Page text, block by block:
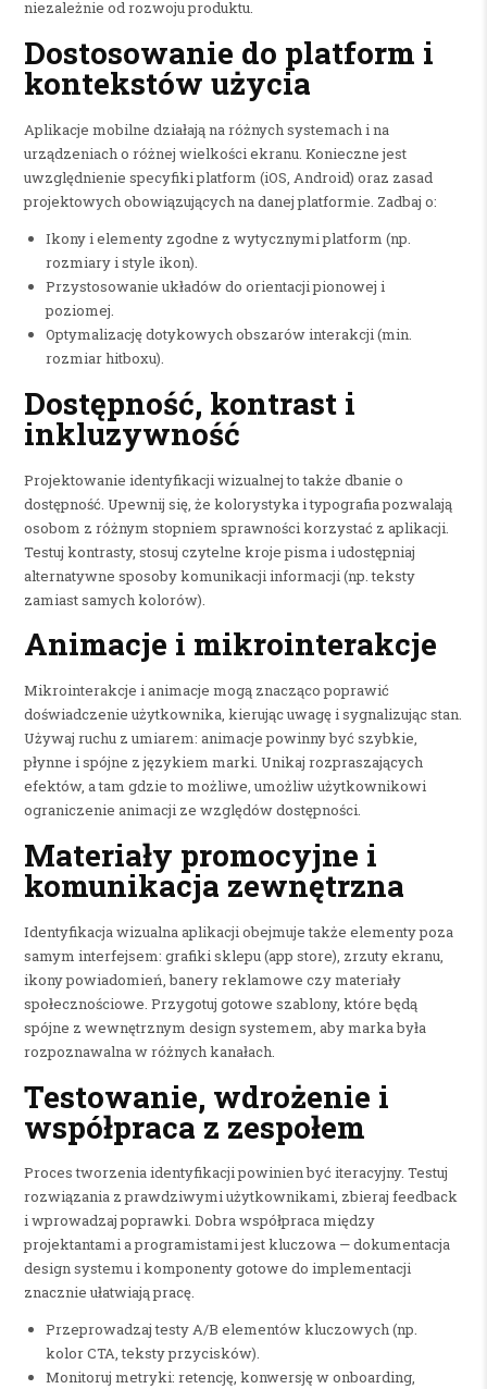
niezależnie od rozwoju produktu.
Dostosowanie do platform i
kontekstów użycia
Aplikacje mobilne działają na różnych systemach i na
urządzeniach o różnej wielkości ekranu. Konieczne jest
uwzględnienie specyfiki platform (iOS, Android) oraz zasad
projektowych obowiązujących na danej platformie. Zadbaj o:
Ikony i elementy zgodne z wytycznymi platform (np.
rozmiary i style ikon).
Przystosowanie układów do orientacji pionowej i
poziomej.
Optymalizację dotykowych obszarów interakcji (min.
rozmiar hitboxu).
Dostępność, kontrast i
inkluzywność
Projektowanie identyfikacji wizualnej to także dbanie o
dostępność. Upewnij się, że kolorystyka i typografia pozwalają
osobom z różnym stopniem sprawności korzystać z aplikacji.
Testuj kontrasty, stosuj czytelne kroje pisma i udostępniaj
alternatywne sposoby komunikacji informacji (np. teksty
zamiast samych kolorów).
Animacje i mikrointerakcje
Mikrointerakcje i animacje mogą znacząco poprawić
doświadczenie użytkownika, kierując uwagę i sygnalizując stan.
Używaj ruchu z umiarem: animacje powinny być szybkie,
płynne i spójne z językiem marki. Unikaj rozpraszających
efektów, a tam gdzie to możliwe, umożliw użytkownikowi
ograniczenie animacji ze względów dostępności.
Materiały promocyjne i
komunikacja zewnętrzna
Identyfikacja wizualna aplikacji obejmuje także elementy poza
samym interfejsem: grafiki sklepu (app store), zrzuty ekranu,
ikony powiadomień, banery reklamowe czy materiały
społecznościowe. Przygotuj gotowe szablony, które będą
spójne z wewnętrznym design systemem, aby marka była
rozpoznawalna w różnych kanałach.
Testowanie, wdrożenie i
współpraca z zespołem
Proces tworzenia identyfikacji powinien być iteracyjny. Testuj
rozwiązania z prawdziwymi użytkownikami, zbieraj feedback
i wprowadzaj poprawki. Dobra współpraca między
projektantami a programistami jest kluczowa — dokumentacja
design systemu i komponenty gotowe do implementacji
znacznie ułatwiają pracę.
Przeprowadzaj testy A/B elementów kluczowych (np.
kolor CTA, teksty przycisków).
Monitoruj metryki: retencję, konwersję w onboarding,